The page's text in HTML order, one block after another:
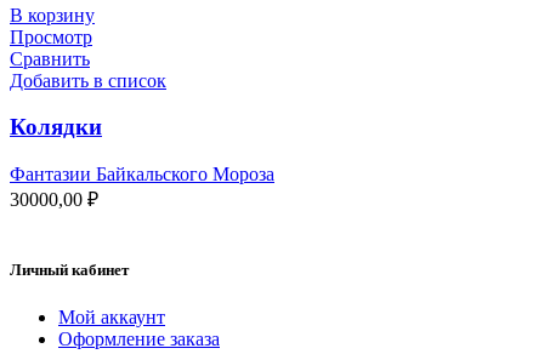
В корзину
Просмотр
Сравнить
Добавить в список
Колядки
Фантазии Байкальского Мороза
30000,00 ₽
Личный кабинет
Мой аккаунт
Оформление заказа